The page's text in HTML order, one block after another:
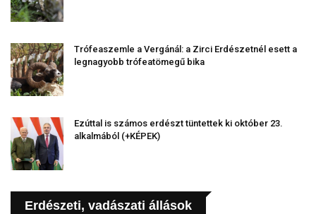
Trófeaszemle a Vergánál: a Zirci Erdészetnél esett a
legnagyobb trófeatömegű bika
Ezúttal is számos erdészt tüntettek ki október 23.
alkalmából (+KÉPEK)
Erdészeti, vadászati állások